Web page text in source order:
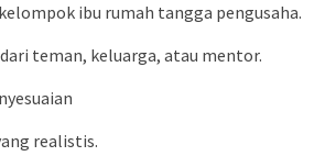
ibu rumah tangga pengusaha.
teman, keluarga, atau mentor.
realistis.